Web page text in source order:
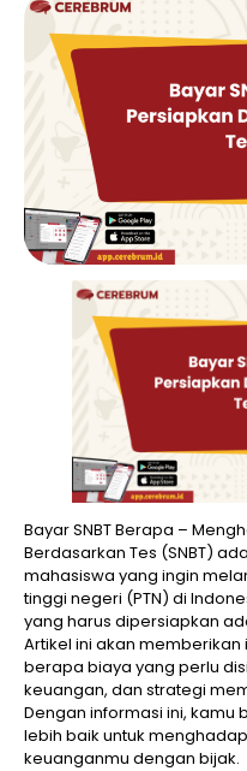
Bayar SNBT Berapa –
Berdasarkan Tes (SNBT)
mahasiswa yang ingin
tinggi negeri (PTN) di
yang harus dipersiapkan
Artikel ini akan
berapa biaya yang perlu
keuangan, dan strategi
Dengan informasi ini,
lebih baik untuk
keuanganmu dengan bijak.